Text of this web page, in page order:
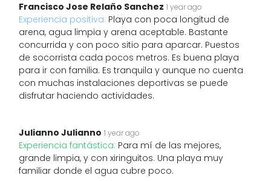
Francisco Jose Relaño Sanchez 1 year ago
Experiencia positiva: Playa con poca longitud de
arena, agua limpia y arena aceptable. Bastante
concurrida y con poco sitio para aparcar. Puestos
de socorrista cada pocos metros. Es buena playa
para ir con familia. Es tranquila y aunque no cuenta
con muchas instalaciones deportivas se puede
disfrutar haciendo actividades.
Julianno Julianno 1 year ago
Experiencia fantástica: Para mí de las mejores,
grande limpia, y con xiringuitos. Una playa muy
familiar donde el agua cubre poco.